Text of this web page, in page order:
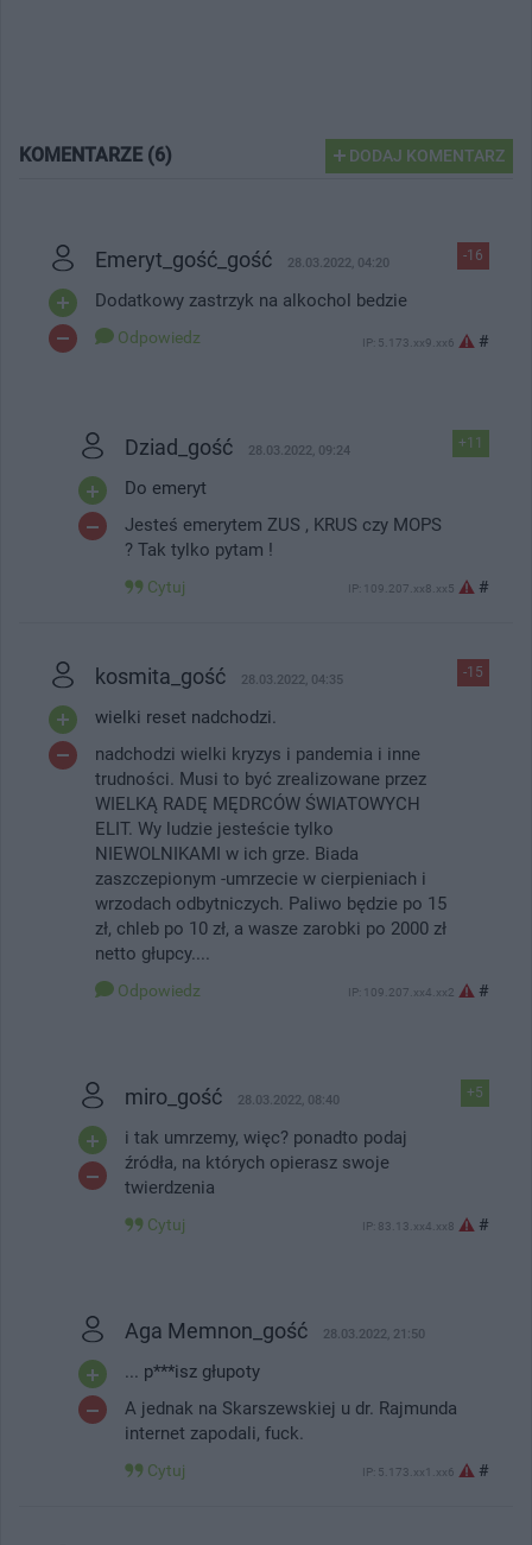
KOMENTARZE (6) DODAJ KOMENTARZ
-16
Emeryt_gość_gość 28.03.2022, 04:20
Dodatkowy zastrzyk na alkochol bedzie
Odpowiedz IP: 5.173.xx9.xx6 #
+11
Dziad_gość 28.03.2022, 09:24
Do emeryt
Jesteś emerytem ZUS , KRUS czy MOPS
? Tak tylko pytam !
Cytuj IP: 109.207.xx8.xx5 #
-15
kosmita_gość 28.03.2022, 04:35
wielki reset nadchodzi.
nadchodzi wielki kryzys i pandemia i inne
trudności. Musi to być zrealizowane przez
WIELKĄ RADĘ MĘDRCÓW ŚWIATOWYCH
ELIT. Wy ludzie jesteście tylko
NIEWOLNIKAMI w ich grze. Biada
zaszczepionym -umrzecie w cierpieniach i
wrzodach odbytniczych. Paliwo będzie po 15
zł, chleb po 10 zł, a wasze zarobki po 2000 zł
netto głupcy....
Odpowiedz IP: 109.207.xx4.xx2 #
+5
miro_gość 28.03.2022, 08:40
i tak umrzemy, więc? ponadto podaj
źródła, na których opierasz swoje
twierdzenia
Cytuj IP: 83.13.xx4.xx8 #
Aga Memnon_gość 28.03.2022, 21:50
... p***isz głupoty
A jednak na Skarszewskiej u dr. Rajmunda
internet zapodali, fuck.
Cytuj IP: 5.173.xx1.xx6 #